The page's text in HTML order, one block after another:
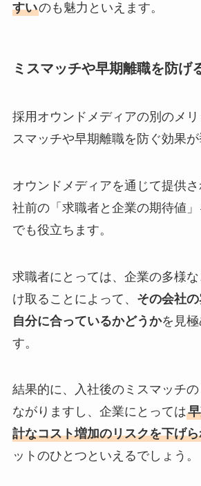
すいのも魅力といえます。
ミスマッチや早期離職を防げ
採用オウンドメディアの別のメリ
スマッチや早期離職を防ぐ効果が
オウンドメディアを通じて提供
社前の「求職者と企業の期待値」
でも役立ちます。
求職者にとっては、企業の多様
け取ることによって、 その会社
自分に合っているかどうかを見
す。
結果的に、入社後のミスマッチ
ながりますし、企業にとっては
計なコスト増加のリスクを下げ
ットのひとつといえるでしょう。